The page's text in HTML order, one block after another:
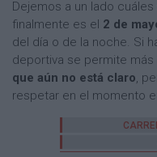
Dejemos a un lado
finalmente es el 2 de
del día o de la noche. Si
deportiva se permite
que aún no está claro,
respetar en el momento